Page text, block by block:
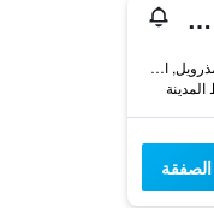
Toby Carvery Strathclyde, M74 J6 by Innk
Hamilton Road 1, مذرويل, المملكة المتحدة